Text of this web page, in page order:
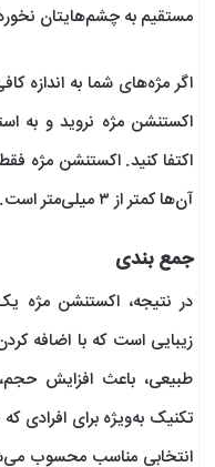
مستقیم به چشم‌هایتان
اگر مژه‌های شما به اندازه
اکستنشن مژه نروید و به
اکتفا کنید. اکستنشن مژه
آن‌ها کمتر از ۳ میلی‌متر است.
جمع بندی
در نتیجه، اکستنشن مژه
زیبایی است که با اضافه
طبیعی، باعث افزایش
تکنیک به‌ویژه برای افرادی
انتخابی مناسب محسوب